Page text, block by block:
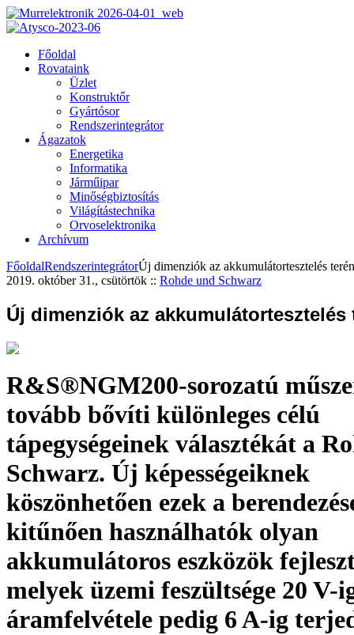
Főoldal
Rovataink
Üzlet
Konstruktőr
Gyártósor
Rendszerintegrátor
Ágazatok
Energetika
Informatika
Járműipar
Minőségbiztosítás
Világítástechnika
Orvoselektronika
Archívum
FőoldalRendszerintegrátorÚj dimenziók az akkumulátortesztelés terén
2019. október 31., csütörtök :: Rohde und Schwarz
Új dimenziók az akkumulátortesztelés
R&S®NGM200-sorozatú
tovább bővíti különleges célú
tápegységeinek választékát a
Schwarz. Új képességeiknek
köszönhetően ezek a
kitűnően használhatók olyan
akkumulátoros eszközök
melyek üzemi feszültsége 20 V-
áramfelvétele pedig 6 A-ig